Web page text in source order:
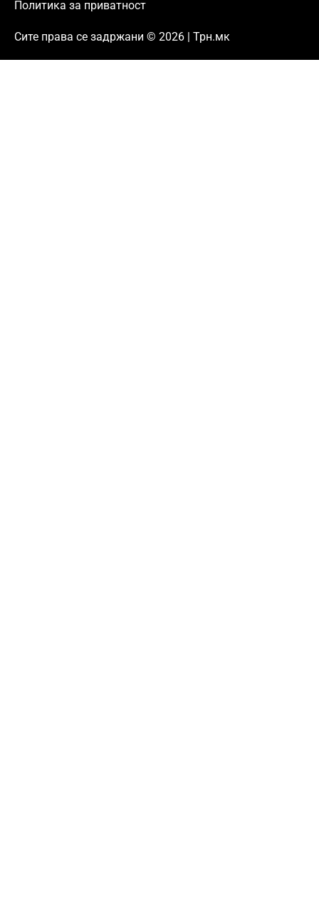
Политика за приватност
Сите права се задржани © 2026 | Трн.мк